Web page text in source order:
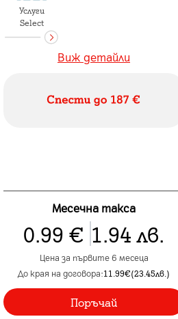
Услуги
Select
Виж детайли
Месечна такса
0.99 € 1.94 лв.
Цена за първите 6 месеца
До края на договора:11.99€(23.45лв. )
Поръчай